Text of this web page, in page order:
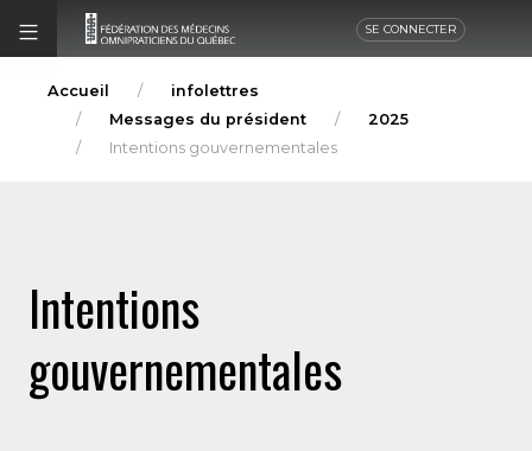
SE CONNECTER
Accueil
infolettres
Messages du président
2025
Intentions gouvernementales
Intentions
gouvernementales